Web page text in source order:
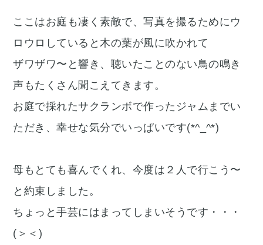
ここはお庭も凄く素敵で、写真を撮るためにウ
ロウロしていると木の葉が風に吹かれて
ザワザワ〜と響き、聴いたことのない鳥の鳴き
声もたくさん聞こえてきます。
お庭で採れたサクランボで作ったジャムまでい
ただき、幸せな気分でいっぱいです(*^_^*)
母もとても喜んでくれ、今度は２人で行こう〜
と約束しました。
ちょっと手芸にはまってしまいそうです・・・
(＞＜)